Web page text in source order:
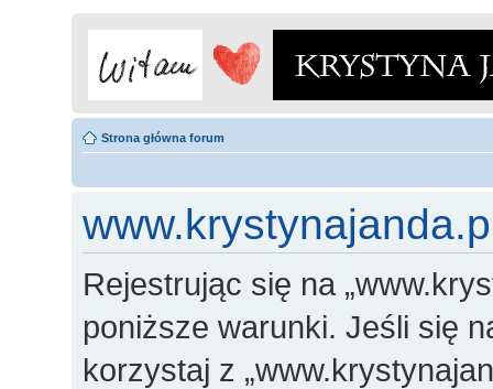
Strona główna forum
Rejestrując się na
poniższe warunki. Jeśli się
korzystaj z